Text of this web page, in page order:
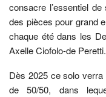
consacre l’essentiel
des pièces pour grand
chaque été dans les
Axelle Ciofolo-de Peretti.
Dès 2025 ce solo
de 50/50, dans